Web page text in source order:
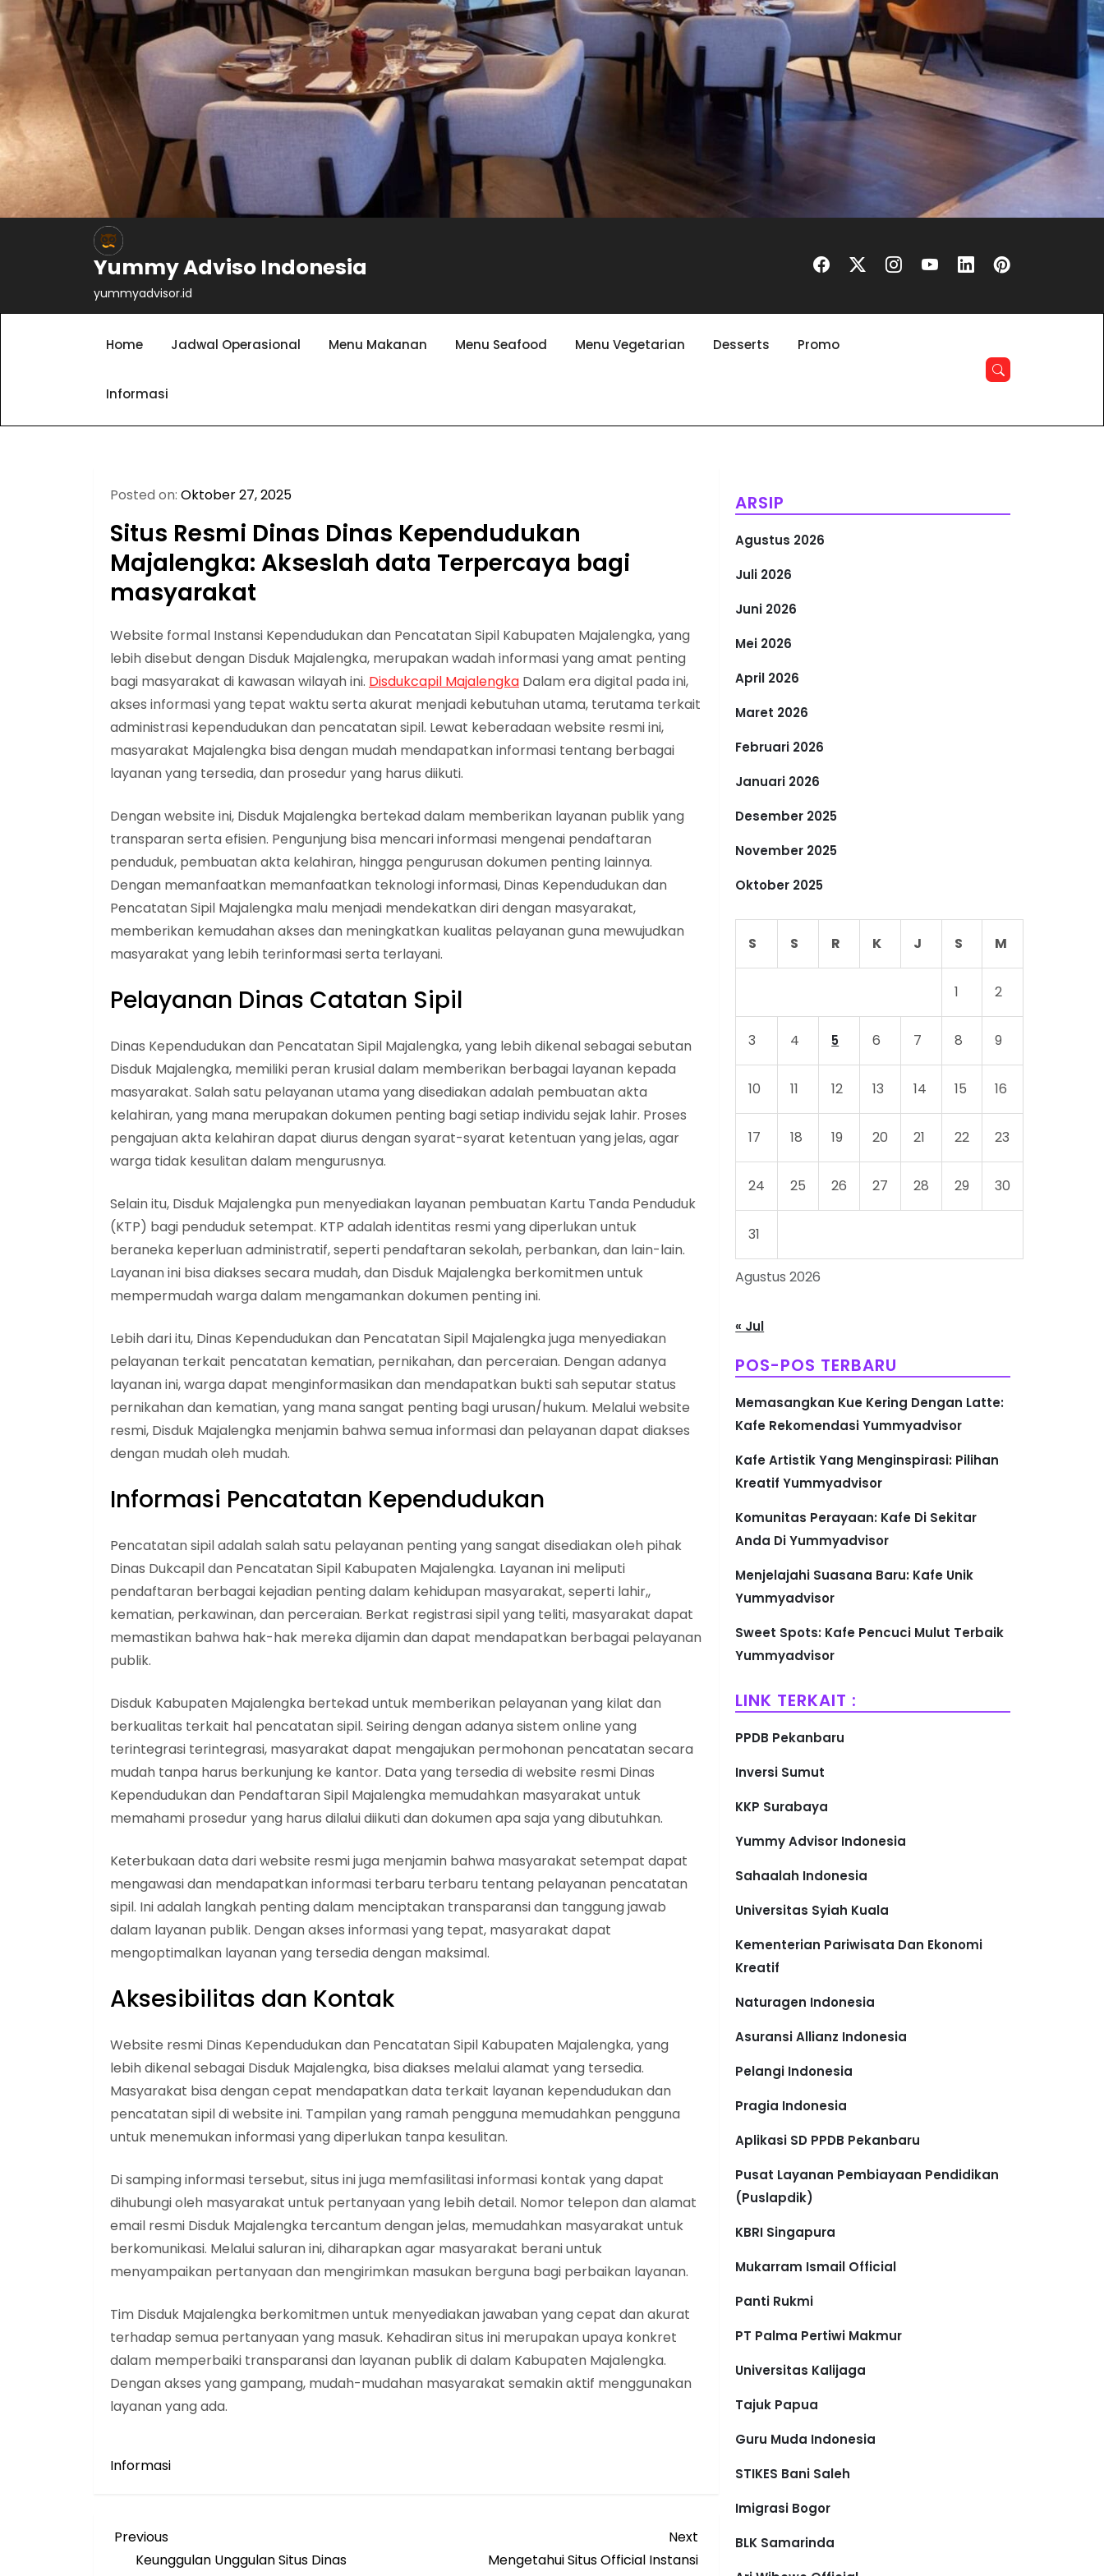
Yummy Adviso Indonesia
yummyadvisor.id
Home Jadwal Operasional Menu Makanan Menu Seafood Menu Vegetarian Desserts Promo
Informasi
Posted on: Oktober 27, 2025
Situs Resmi Dinas Dinas Kependudukan
Majalengka: Akseslah data Terpercaya bagi
masyarakat
Website formal Instansi Kependudukan dan Pencatatan Sipil Kabupaten Majalengka, yang
lebih disebut dengan Disduk Majalengka, merupakan wadah informasi yang amat penting
bagi masyarakat di kawasan wilayah ini. Disdukcapil Majalengka Dalam era digital pada ini,
akses informasi yang tepat waktu serta akurat menjadi kebutuhan utama, terutama terkait
administrasi kependudukan dan pencatatan sipil. Lewat keberadaan website resmi ini,
masyarakat Majalengka bisa dengan mudah mendapatkan informasi tentang berbagai
layanan yang tersedia, dan prosedur yang harus diikuti.
Dengan website ini, Disduk Majalengka bertekad dalam memberikan layanan publik yang
transparan serta efisien. Pengunjung bisa mencari informasi mengenai pendaftaran
penduduk, pembuatan akta kelahiran, hingga pengurusan dokumen penting lainnya.
Dengan memanfaatkan memanfaatkan teknologi informasi, Dinas Kependudukan dan
Pencatatan Sipil Majalengka malu menjadi mendekatkan diri dengan masyarakat,
memberikan kemudahan akses dan meningkatkan kualitas pelayanan guna mewujudkan
masyarakat yang lebih terinformasi serta terlayani.
Pelayanan Dinas Catatan Sipil
Dinas Kependudukan dan Pencatatan Sipil Majalengka, yang lebih dikenal sebagai sebutan
Disduk Majalengka, memiliki peran krusial dalam memberikan berbagai layanan kepada
masyarakat. Salah satu pelayanan utama yang disediakan adalah pembuatan akta
kelahiran, yang mana merupakan dokumen penting bagi setiap individu sejak lahir. Proses
pengajuan akta kelahiran dapat diurus dengan syarat-syarat ketentuan yang jelas, agar
warga tidak kesulitan dalam mengurusnya.
Selain itu, Disduk Majalengka pun menyediakan layanan pembuatan Kartu Tanda Penduduk
(KTP) bagi penduduk setempat. KTP adalah identitas resmi yang diperlukan untuk
beraneka keperluan administratif, seperti pendaftaran sekolah, perbankan, dan lain-lain.
Layanan ini bisa diakses secara mudah, dan Disduk Majalengka berkomitmen untuk
mempermudah warga dalam mengamankan dokumen penting ini.
Lebih dari itu, Dinas Kependudukan dan Pencatatan Sipil Majalengka juga menyediakan
pelayanan terkait pencatatan kematian, pernikahan, dan perceraian. Dengan adanya
layanan ini, warga dapat menginformasikan dan mendapatkan bukti sah seputar status
pernikahan dan kematian, yang mana sangat penting bagi urusan/hukum. Melalui website
resmi, Disduk Majalengka menjamin bahwa semua informasi dan pelayanan dapat diakses
dengan mudah oleh mudah.
Informasi Pencatatan Kependudukan
Pencatatan sipil adalah salah satu pelayanan penting yang sangat disediakan oleh pihak
Dinas Dukcapil dan Pencatatan Sipil Kabupaten Majalengka. Layanan ini meliputi
pendaftaran berbagai kejadian penting dalam kehidupan masyarakat, seperti lahir,,
kematian, perkawinan, dan perceraian. Berkat registrasi sipil yang teliti, masyarakat dapat
memastikan bahwa hak-hak mereka dijamin dan dapat mendapatkan berbagai pelayanan
publik.
Disduk Kabupaten Majalengka bertekad untuk memberikan pelayanan yang kilat dan
berkualitas terkait hal pencatatan sipil. Seiring dengan adanya sistem online yang
terintegrasi terintegrasi, masyarakat dapat mengajukan permohonan pencatatan secara
mudah tanpa harus berkunjung ke kantor. Data yang tersedia di website resmi Dinas
Kependudukan dan Pendaftaran Sipil Majalengka memudahkan masyarakat untuk
memahami prosedur yang harus dilalui diikuti dan dokumen apa saja yang dibutuhkan.
Keterbukaan data dari website resmi juga menjamin bahwa masyarakat setempat dapat
mengawasi dan mendapatkan informasi terbaru terbaru tentang pelayanan pencatatan
sipil. Ini adalah langkah penting dalam menciptakan transparansi dan tanggung jawab
dalam layanan publik. Dengan akses informasi yang tepat, masyarakat dapat
mengoptimalkan layanan yang tersedia dengan maksimal.
Aksesibilitas dan Kontak
Website resmi Dinas Kependudukan dan Pencatatan Sipil Kabupaten Majalengka, yang
lebih dikenal sebagai Disduk Majalengka, bisa diakses melalui alamat yang tersedia.
Masyarakat bisa dengan cepat mendapatkan data terkait layanan kependudukan dan
pencatatan sipil di website ini. Tampilan yang ramah pengguna memudahkan pengguna
untuk menemukan informasi yang diperlukan tanpa kesulitan.
Di samping informasi tersebut, situs ini juga memfasilitasi informasi kontak yang dapat
dihubungi oleh masyarakat untuk pertanyaan yang lebih detail. Nomor telepon dan alamat
email resmi Disduk Majalengka tercantum dengan jelas, memudahkan masyarakat untuk
berkomunikasi. Melalui saluran ini, diharapkan agar masyarakat berani untuk
menyampaikan pertanyaan dan mengirimkan masukan berguna bagi perbaikan layanan.
Tim Disduk Majalengka berkomitmen untuk menyediakan jawaban yang cepat dan akurat
terhadap semua pertanyaan yang masuk. Kehadiran situs ini merupakan upaya konkret
dalam memperbaiki transparansi dan layanan publik di dalam Kabupaten Majalengka.
Dengan akses yang gampang, mudah-mudahan masyarakat semakin aktif menggunakan
layanan yang ada.
Informasi
N
Previous
Post
Previous
Keunggulan Unggulan Situs Dinas
Post
Next
Mengetahui Situs Official Instansi
ARSIP
Agustus 2026
Juli 2026
Juni 2026
Mei 2026
April 2026
Maret 2026
Februari 2026
Januari 2026
Desember 2025
November 2025
Oktober 2025
Agustus 2026
S S R K J S M
1 2
3 4 5 6 7 8 9
10 11 12 13 14 15 16
17 18 19 20 21 22 23
24 25 26 27 28 29 30
31
« Jul
POS-POS TERBARU
Memasangkan Kue Kering Dengan Latte:
Kafe Rekomendasi Yummyadvisor
Kafe Artistik Yang Menginspirasi: Pilihan
Kreatif Yummyadvisor
Komunitas Perayaan: Kafe Di Sekitar
Anda Di Yummyadvisor
Menjelajahi Suasana Baru: Kafe Unik
Yummyadvisor
Sweet Spots: Kafe Pencuci Mulut Terbaik
Yummyadvisor
LINK TERKAIT :
PPDB Pekanbaru
Inversi Sumut
KKP Surabaya
Yummy Advisor Indonesia
Sahaalah Indonesia
Universitas Syiah Kuala
Kementerian Pariwisata Dan Ekonomi
Kreatif
Naturagen Indonesia
Asuransi Allianz Indonesia
Pelangi Indonesia
Pragia Indonesia
Aplikasi SD PPDB Pekanbaru
Pusat Layanan Pembiayaan Pendidikan
(Puslapdik)
KBRI Singapura
Mukarram Ismail Official
Panti Rukmi
PT Palma Pertiwi Makmur
Universitas Kalijaga
Tajuk Papua
Guru Muda Indonesia
STIKES Bani Saleh
Imigrasi Bogor
BLK Samarinda